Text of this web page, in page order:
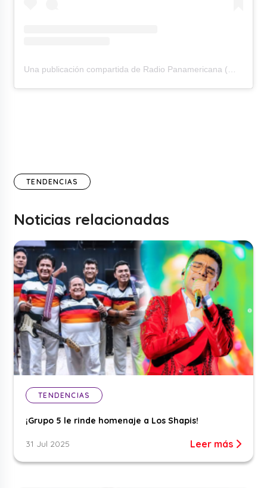
TENDENCIAS
Noticias relacionadas
TENDENCIAS
¡Grupo 5 le rinde homenaje a Los Shapis!
31 Jul 2025 Leer más